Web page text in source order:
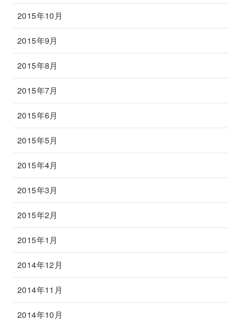
2015年10月
2015年9月
2015年8月
2015年7月
2015年6月
2015年5月
2015年4月
2015年3月
2015年2月
2015年1月
2014年12月
2014年11月
2014年10月